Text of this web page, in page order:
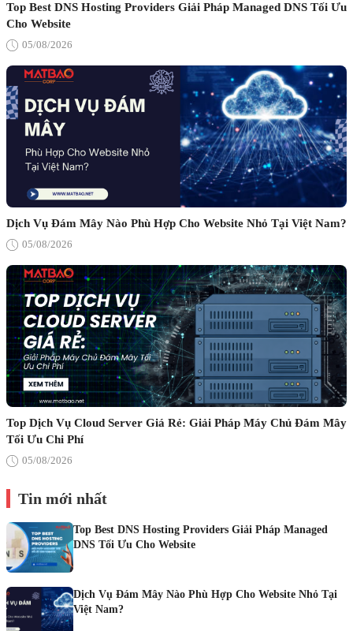
Top Best DNS Hosting Providers Giải Pháp Managed DNS Tối Ưu
Cho Website
05/08/2026
Dịch Vụ Đám Mây Nào Phù Hợp Cho Website Nhỏ Tại Việt Nam?
05/08/2026
Top Dịch Vụ Cloud Server Giá Rẻ: Giải Pháp Máy Chủ Đám Mây
Tối Ưu Chi Phí
05/08/2026
Tin mới nhất
Top Best DNS Hosting Providers Giải Pháp Managed
DNS Tối Ưu Cho Website
Dịch Vụ Đám Mây Nào Phù Hợp Cho Website Nhỏ Tại
Việt Nam?